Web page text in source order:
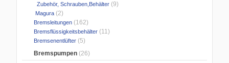
Zubehör, Schrauben,Behälter (9)
Magura (2)
Bremsleitungen (162)
Bremsflüssigkeitsbehälter (11)
Bremsenentlüfter (5)
Bremspumpen (26)